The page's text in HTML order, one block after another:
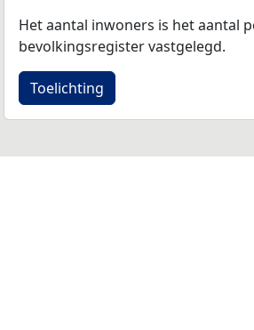
Het aantal inwoners is het aantal
bevolkingsregister vastgelegd.
Toelichting